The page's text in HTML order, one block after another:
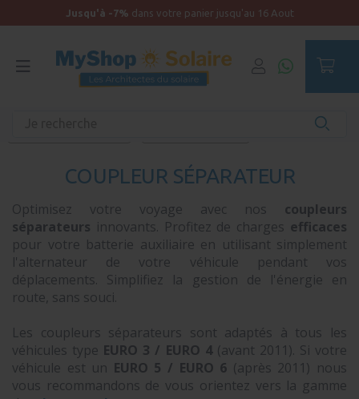
Jusqu'à -7% dans votre panier jusqu'au 16 Aout
COUPLEUR SÉPARATEUR
Optimisez votre voyage avec nos coupleurs
séparateurs innovants. Profitez de charges efficaces
pour votre batterie auxiliaire en utilisant simplement
l'alternateur de votre véhicule pendant vos
déplacements. Simplifiez la gestion de l'énergie en
route, sans souci.
Les coupleurs séparateurs sont adaptés à tous les
véhicules type EURO 3 / EURO 4(avant 2011). Si votre
véhicule est un EURO 5 / EURO 6 (après 2011) nous
vous recommandons de vous orientez vers la gamme